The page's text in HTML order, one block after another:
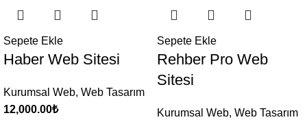
Sepete Ekle
Haber Web Sitesi
Kurumsal Web, Web Tasarım
12,000.00₺
Sepete Ekle
Rehber Pro Web
Sitesi
Kurumsal Web, Web Tasarım